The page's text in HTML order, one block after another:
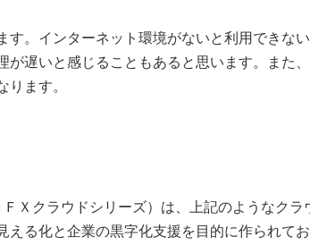
。インターネット環境がないと利用できな
遅いと感じることもあると思います。また
ます。
Ｘクラウドシリーズ）は、上記のようなク
る化と企業の黒字化支援を目的に作られて